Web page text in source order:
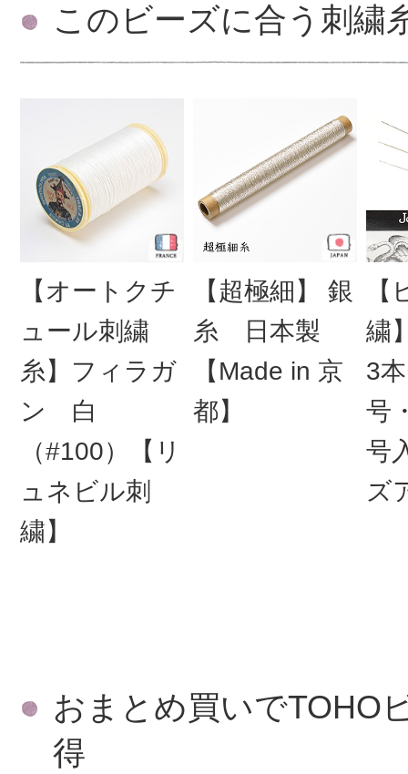
このビーズに合う刺繍
【オートクチ
ュール刺繍
糸】フィラガ
ン 白
（#100）【リ
ュネビル刺
繍】
【超極細】 銀
糸 日本製
【Made in 京
都】
繍
3
号
号
ズ
おまとめ買いでTOHO
得